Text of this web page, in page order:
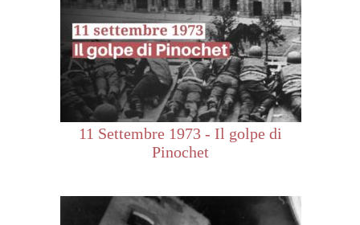
11 Settembre 1973 - Il golpe di
Pinochet